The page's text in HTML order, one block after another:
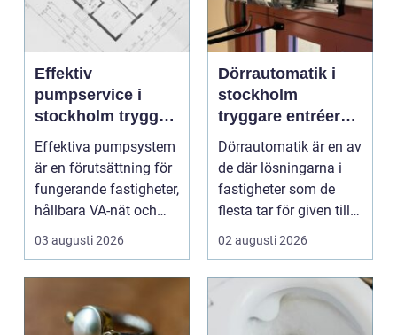
Effektiv
pumpservice i
stockholm trygg
drift utan avbrott
Effektiva pumpsystem
är en förutsättning för
fungerande fastigheter,
hållbara VA-nät och
trygg hante...
03 augusti 2026
Dörrautomatik i
stockholm
tryggare entréer
och bättre
tillgänglighet
Dörrautomatik är en av
de där lösningarna i
fastigheter som de
flesta tar för given tills
den sakna...
02 augusti 2026